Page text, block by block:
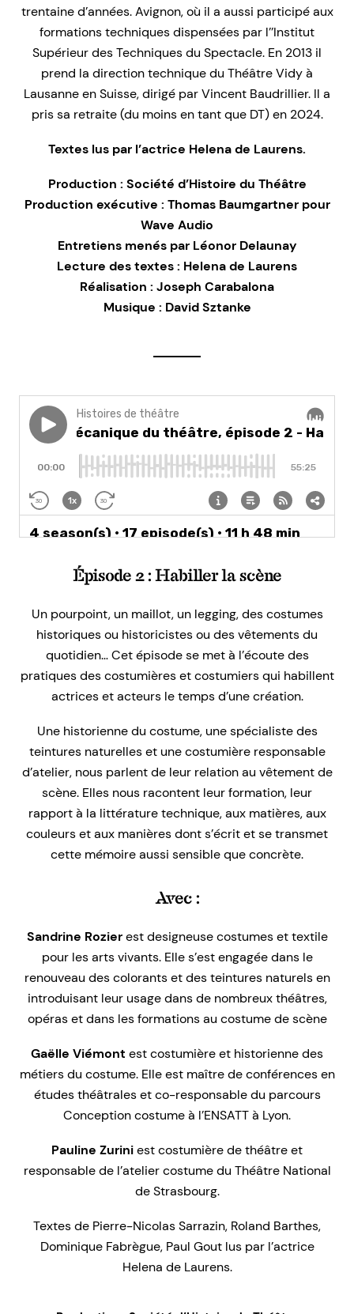
trentaine d’années. Avignon, où il a aussi participé aux
formations techniques dispensées par l’’Institut
Supérieur des Techniques du Spectacle. En 2013 il
prend la direction technique du Théâtre Vidy à
Lausanne en Suisse, dirigé par Vincent Baudrillier. Il a
pris sa retraite (du moins en tant que DT) en 2024.
Textes lus par l’actrice Helena de Laurens.
Production : Société d’Histoire du Théâtre
Production exécutive : Thomas Baumgartner pour
Wave Audio
Entretiens menés par Léonor Delaunay
Lecture des textes : Helena de Laurens
Réalisation : Joseph Carabalona
Musique : David Sztanke
Épisode 2 : Habiller la scène
Un pourpoint, un maillot, un legging, des costumes
historiques ou historicistes ou des vêtements du
quotidien… Cet épisode se met à l’écoute des
pratiques des costumières et costumiers qui habillent
actrices et acteurs le temps d’une création.
Une historienne du costume, une spécialiste des
teintures naturelles et une costumière responsable
d’atelier, nous parlent de leur relation au vêtement de
scène. Elles nous racontent leur formation, leur
rapport à la littérature technique, aux matières, aux
couleurs et aux manières dont s’écrit et se transmet
cette mémoire aussi sensible que concrète.
Avec :
Sandrine Rozierest designeuse costumes et textile
pour les arts vivants. Elle s’est engagée dans le
renouveau des colorants et des teintures naturels en
introduisant leur usage dans de nombreux théâtres,
opéras et dans les formations au costume de scène
Gaëlle Viémont est costumière et historienne des
métiers du costume. Elle est maître de conférences en
études théâtrales et co-responsable du parcours
Conception costume à l’ENSATT à Lyon.
Pauline Zuriniest costumière de théâtre et
responsable de l’atelier costume du Théâtre National
de Strasbourg.
Textes de Pierre-Nicolas Sarrazin, Roland Barthes,
Dominique Fabrègue, Paul Gout lus par l’actrice
Helena de Laurens.